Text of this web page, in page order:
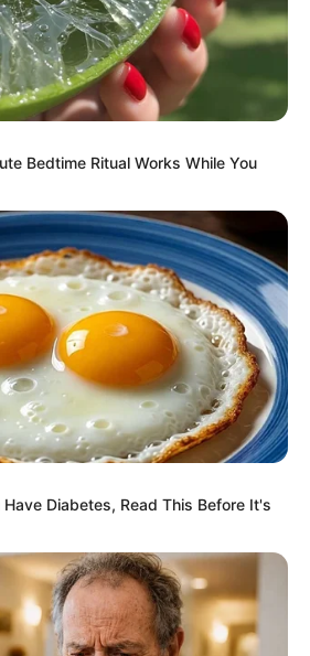
Bedtime Ritual Works While You
Diabetes, Read This Before It's